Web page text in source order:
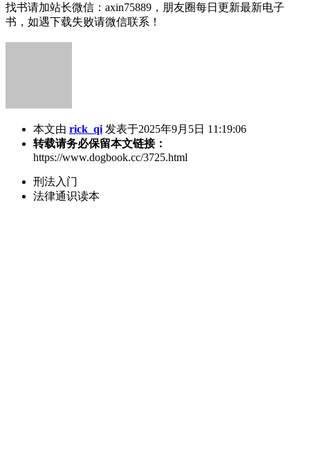
找书请加站长微信：axin75889，朋友圈每日更新最新电子
书，如遇下载失败请微信联系！
本文由 rick_qi 发表于2025年9月5日 11:19:06
转载请务必保留本文链接：
https://www.dogbook.cc/3725.html
刑法入门
法律通识读本